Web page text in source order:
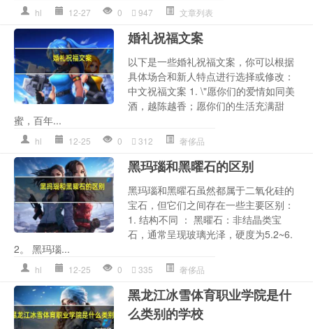
hl 12-27 0 947 文章列表
婚礼祝福文案
以下是一些婚礼祝福文案，你可以根据
具体场合和新人特点进行选择或修改：
中文祝福文案 1. \"愿你们的爱情如同美
酒，越陈越香；愿你们的生活充满甜
蜜，百年...
hl 12-25 0 312 奢侈品
黑玛瑙和黑曜石的区别
黑玛瑙和黑曜石虽然都属于二氧化硅的
宝石，但它们之间存在一些主要区别：
1. 结构不同 ： 黑曜石：非结晶类宝
石，通常呈现玻璃光泽，硬度为5.2~6.
2。 黑玛瑙...
hl 12-25 0 335 奢侈品
黑龙江冰雪体育职业学院是什
么类别的学校